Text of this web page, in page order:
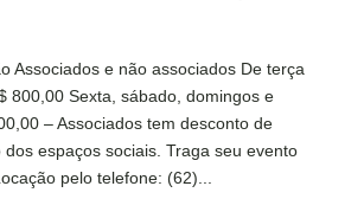
Associados e não associados De terça
800,00 Sexta, sábado, domingos e
– Associados tem desconto de
dos espaços sociais. Traga seu evento
pelo telefone: (62)...